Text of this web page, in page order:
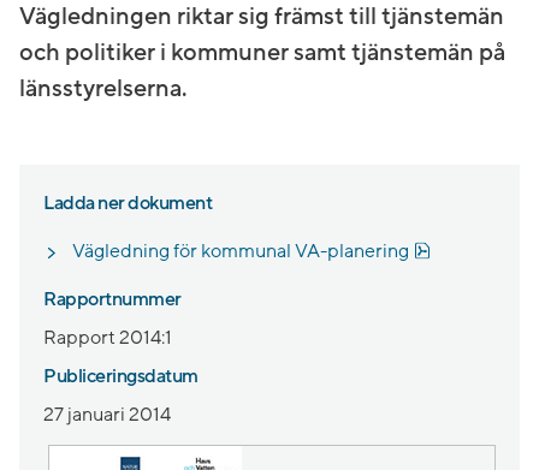
Vägledningen riktar sig främst till tjänstemän
och politiker i kommuner samt tjänstemän på
länsstyrelserna.
Ladda ner dokument
Vägledning för kommunal VA-planering
Rapportnummer
Rapport 2014:1
Publiceringsdatum
27 januari 2014